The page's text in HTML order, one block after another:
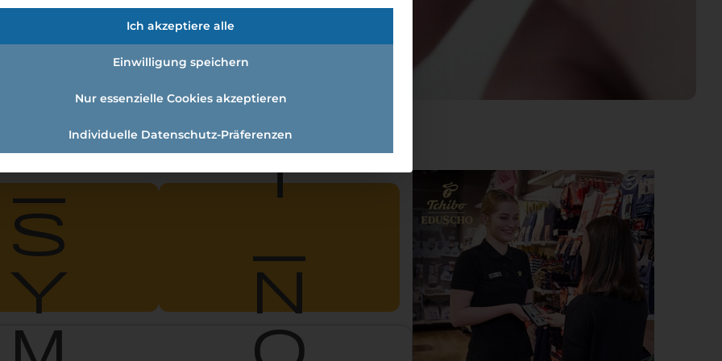
r
_
s
y
m
d
i
t
n
o
Ich akzeptiere alle
Einwilligung speichern
Nur essenzielle Cookies akzeptieren
Individuelle Datenschutz-Präferenzen